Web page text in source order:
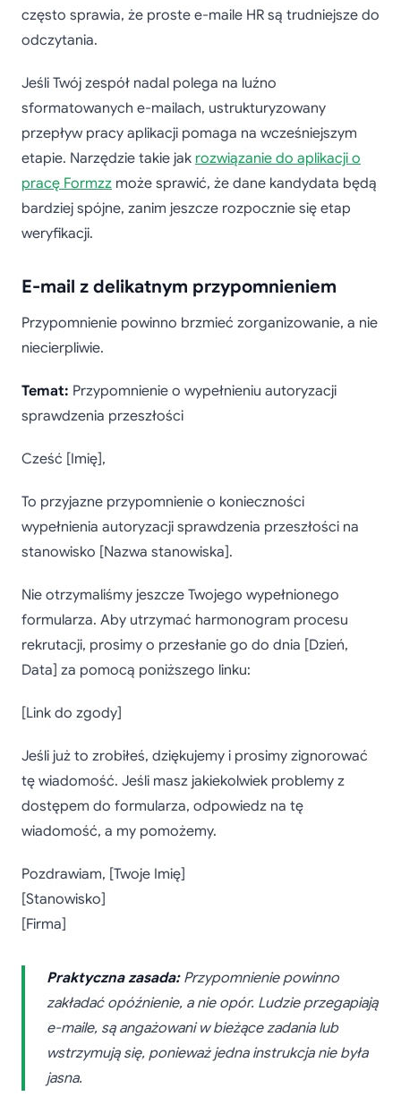
często sprawia, że proste e-maile HR są trudniejsze do
odczytania.
Jeśli Twój zespół nadal polega na luźno
sformatowanych e-mailach, ustrukturyzowany
przepływ pracy aplikacji pomaga na wcześniejszym
etapie. Narzędzie takie jak rozwiązanie do aplikacji o
pracę Formzz może sprawić, że dane kandydata będą
bardziej spójne, zanim jeszcze rozpocznie się etap
weryfikacji.
E-mail z delikatnym przypomnieniem
Przypomnienie powinno brzmieć zorganizowanie, a nie
niecierpliwie.
Temat: Przypomnienie o wypełnieniu autoryzacji
sprawdzenia przeszłości
Cześć [Imię],
To przyjazne przypomnienie o konieczności
wypełnienia autoryzacji sprawdzenia przeszłości na
stanowisko [Nazwa stanowiska].
Nie otrzymaliśmy jeszcze Twojego wypełnionego
formularza. Aby utrzymać harmonogram procesu
rekrutacji, prosimy o przesłanie go do dnia [Dzień,
Data] za pomocą poniższego linku:
[Link do zgody]
Jeśli już to zrobiłeś, dziękujemy i prosimy zignorować
tę wiadomość. Jeśli masz jakiekolwiek problemy z
dostępem do formularza, odpowiedz na tę
wiadomość, a my pomożemy.
Pozdrawiam, [Twoje Imię]
[Stanowisko]
[Firma]
Praktyczna zasada:Przypomnienie powinno
zakładać opóźnienie, a nie opór. Ludzie przegapiają
e-maile, są angażowani w bieżące zadania lub
wstrzymują się, ponieważ jedna instrukcja nie była
jasna.